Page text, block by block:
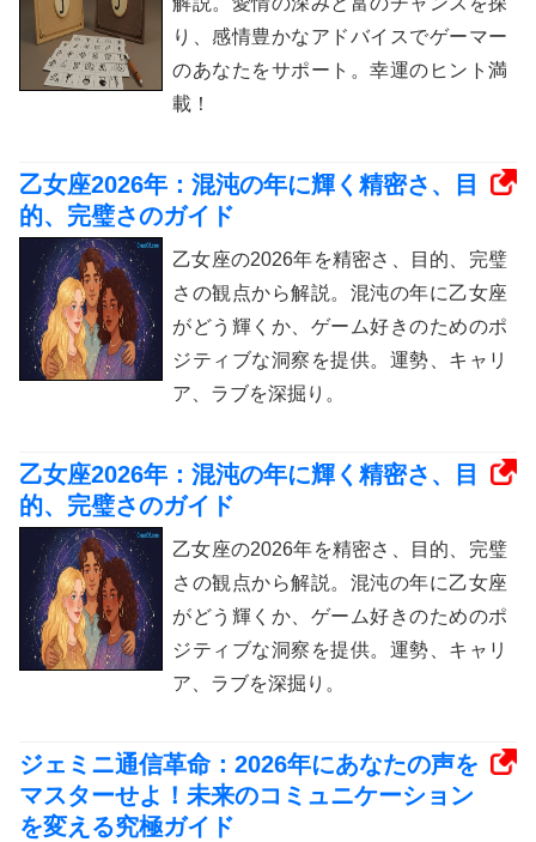
り、感情豊かなアドバイスでゲーマー
のあなたをサポート。幸運のヒント満
載！
乙女座2026年：混沌の年に輝く精密さ、目
的、完璧さのガイド
乙女座の2026年を精密さ、目的、完璧
さの観点から解説。混沌の年に乙女座
がどう輝くか、ゲーム好きのためのポ
ジティブな洞察を提供。運勢、キャリ
ア、ラブを深掘り。
乙女座2026年：混沌の年に輝く精密さ、目
的、完璧さのガイド
乙女座の2026年を精密さ、目的、完璧
さの観点から解説。混沌の年に乙女座
がどう輝くか、ゲーム好きのためのポ
ジティブな洞察を提供。運勢、キャリ
ア、ラブを深掘り。
ジェミニ通信革命：2026年にあなたの声を
マスターせよ！未来のコミュニケーション
を変える究極ガイド